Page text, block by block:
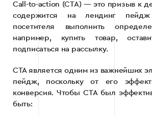
Call-to-action (CTA) — это призыв к
содержится на лендинг
посетителя выполнить
например, купить товар,
подписаться на рассылку.
CTA является одним из важнейших
пейдж, поскольку от его
конверсия. Чтобы CTA был
быть: